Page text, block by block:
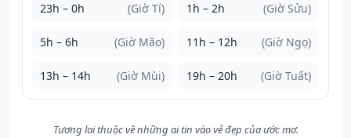
23h – 0h (Giờ Tí) 1h – 2h (Giờ Sửu)
5h – 6h (Giờ Mão) 11h – 12h (Giờ Ngọ)
13h – 14h (Giờ Mùi) 19h – 20h (Giờ Tuất)
Tương lai thuộc về những ai tin vào vẻ đẹp của ước mơ.